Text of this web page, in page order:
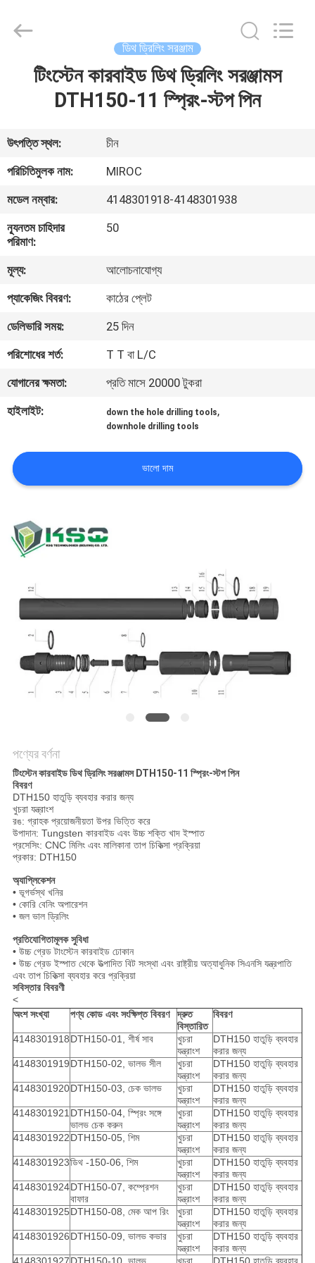
আমাদের
সম্পর্কে
কারখানা
ভ্রমণ
মান
নিয়ন্ত্রণ
যোগাযোগ
করুন
উদ্ধৃতির
জন্য
সাইট
PRIVACY
POLICY
ডিথ ড্রিলিং সরঞ্জাম
টিংস্টেন কারবাইড ডিথ ড্রিলিং সরঞ্জামস
DTH150-11 স্প্রিং-স্টপ পিন
উৎপত্তি স্থল:
চীন
পরিচিতিমুলক নাম:
MIROC
মডেল নম্বার:
4148301918-4148301938
ন্যূনতম চাহিদার
পরিমাণ:
50
মূল্য:
আলোচনাযোগ্য
প্যাকেজিং বিবরণ:
কাঠের প্লেট
ডেলিভারি সময়:
25 দিন
পরিশোধের শর্ত:
T T বা L/C
যোগানের ক্ষমতা:
প্রতি মাসে 20000 টুকরা
হাইলাইট:
down the hole drilling tools,
downhole drilling tools
ভালো দাম
পণ্যের বর্ণনা
টিংস্টেন কারবাইড ডিথ ড্রিলিং সরঞ্জামস DTH150-11 স্প্রিং-স্টপ পিন
বিবরণ
DTH150 হাতুড়ি ব্যবহার করার জন্য
খুচরা যন্ত্রাংশ
রঙ: গ্রাহক প্রয়োজনীয়তা উপর ভিত্তি করে
উপাদান: Tungsten কারবাইড এবং উচ্চ শক্তি খাদ ইস্পাত
প্রসেসিং: CNC মিলিং এবং মালিকানা তাপ চিকিত্সা প্রক্রিয়া
প্রকার: DTH150
অ্যাপ্লিকেশন
• ভূগর্ভস্থ খনির
• কোরি বেনিং অপারেশন
• জল ভাল ড্রিলিং
প্রতিযোগিতামূলক সুবিধা
• উচ্চ গ্রেড টাংস্টেন কারবাইড ঢোকান
• উচ্চ গ্রেড ইস্পাত থেকে উত্পাদিত বিট সংস্থা এবং রাষ্ট্রীয় অত্যাধুনিক সিএনসি যন্ত্রপাতি
এবং তাপ চিকিত্সা ব্যবহার করে প্রক্রিয়া
সবিস্তার বিবরণী
<
অংশ সংখ্যা
পণ্য কোড এবং সংক্ষিপ্ত বিবরণ
দ্রুত
বিস্তারিত
বিবরণ
4148301918DTH150-01, শীর্ষ সাব
খুচরা
যন্ত্রাংশ
DTH150 হাতুড়ি ব্যবহার
করার জন্য
4148301919DTH150-02, ভালভ সীল
খুচরা
যন্ত্রাংশ
DTH150 হাতুড়ি ব্যবহার
করার জন্য
4148301920DTH150-03, চেক ভালভ
খুচরা
যন্ত্রাংশ
DTH150 হাতুড়ি ব্যবহার
করার জন্য
4148301921DTH150-04, স্প্রিং সঙ্গে
ভালভ চেক করুন
খুচরা
যন্ত্রাংশ
DTH150 হাতুড়ি ব্যবহার
করার জন্য
4148301922DTH150-05, শিম
খুচরা
যন্ত্রাংশ
DTH150 হাতুড়ি ব্যবহার
করার জন্য
4148301923ডিথ -150-06, শিম
খুচরা
যন্ত্রাংশ
DTH150 হাতুড়ি ব্যবহার
করার জন্য
4148301924DTH150-07, কম্প্রেশন
বাফার
খুচরা
যন্ত্রাংশ
DTH150 হাতুড়ি ব্যবহার
করার জন্য
4148301925DTH150-08, মেক আপ রিং
খুচরা
যন্ত্রাংশ
DTH150 হাতুড়ি ব্যবহার
করার জন্য
4148301926DTH150-09, ভালভ কভার
খুচরা
যন্ত্রাংশ
DTH150 হাতুড়ি ব্যবহার
করার জন্য